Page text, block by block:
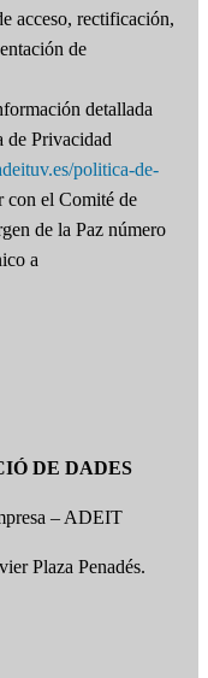
acceso, rectificación,
de
detallada
de Privacidad
politica-de-
con el Comité de
de la Paz número
a
DE DADES
– ADEIT
Plaza Penadés.